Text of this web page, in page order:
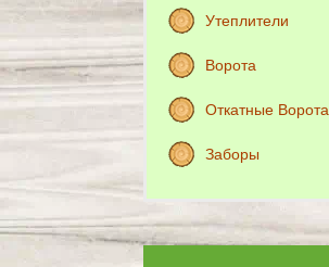
Утеплители
Ворота
Откатные Ворота
Заборы